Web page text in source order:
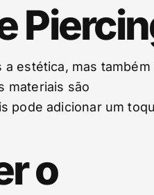
estética, mas também
materiais são
pode adicionar um
o